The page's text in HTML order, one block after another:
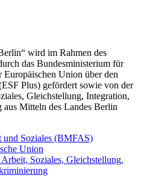
wird im Rahmen des
das Bundesministerium für
Union über den
Plus) gefördert sowie von der
Gleichstellung, Integration,
Mitteln des Landes Berlin